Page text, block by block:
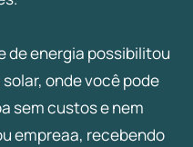
de energia possibilitou
onde você pode
sem custos e nem
empreaa, recebendo